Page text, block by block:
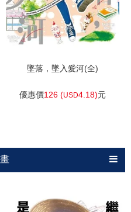
加入購物車
墜落，墜入愛河(全)
優惠價126 (USD4.18)元